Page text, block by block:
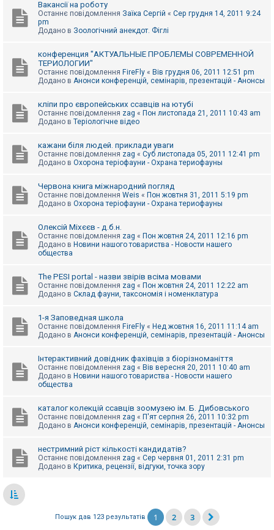
Вакансії на роботу
Останнє повідомлення Заїка Сергій « Сер грудня 14, 2011 9:24
pm
Додано в Зоологічний анекдот. Фіглі
конференция "АКТУАЛЬНЫЕ ПРОБЛЕМЫ СОВРЕМЕННОЙ
ТЕРИОЛОГИИ"
Останнє повідомлення FireFly « Вів грудня 06, 2011 12:51 pm
Додано в Анонси конференцій, семінарів, презентацій - Анонсы
кліпи про європейських ссавців на ютубі
Останнє повідомлення zag « Пон листопада 21, 2011 10:43 am
Додано в Теріологічне відео
кажани біля людей. приклади уваги
Останнє повідомлення zag « Суб листопада 05, 2011 12:41 pm
Додано в Охорона теріофауни - Охрана териофауны
Червона книга міжнародний погляд
Останнє повідомлення Weis « Пон жовтня 31, 2011 5:19 pm
Додано в Охорона теріофауни - Охрана териофауны
Олексій Міхєєв - д.б.н.
Останнє повідомлення zag « Пон жовтня 24, 2011 12:16 pm
Додано в Новини нашого товариства - Новости нашего
общества
The PESI portal - назви звірів всіма мовами
Останнє повідомлення zag « Пон жовтня 24, 2011 12:22 am
Додано в Склад фауни, таксономія і номенклатура
1-я Заповедная школа
Останнє повідомлення FireFly « Нед жовтня 16, 2011 11:14 am
Додано в Анонси конференцій, семінарів, презентацій - Анонсы
Інтерактивний довідник фахівців з біорізноманіття
Останнє повідомлення zag « Вів вересня 20, 2011 10:40 am
Додано в Новини нашого товариства - Новости нашего
общества
каталог колекцій ссавців зоомузею ім. Б. Дибовського
Останнє повідомлення zag « П'ят серпня 26, 2011 10:32 pm
Додано в Анонси конференцій, семінарів, презентацій - Анонсы
нестримний ріст кількості кандидатів?
Останнє повідомлення zag « Сер червня 01, 2011 2:31 pm
Додано в Критика, рецензії, відгуки, точка зору
Пошук дав 123 результатів 1 2 3